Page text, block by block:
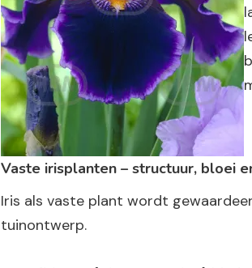
Vaste irisplanten – structuur, bloei
Iris als vaste plant wordt
tuinontwerp.